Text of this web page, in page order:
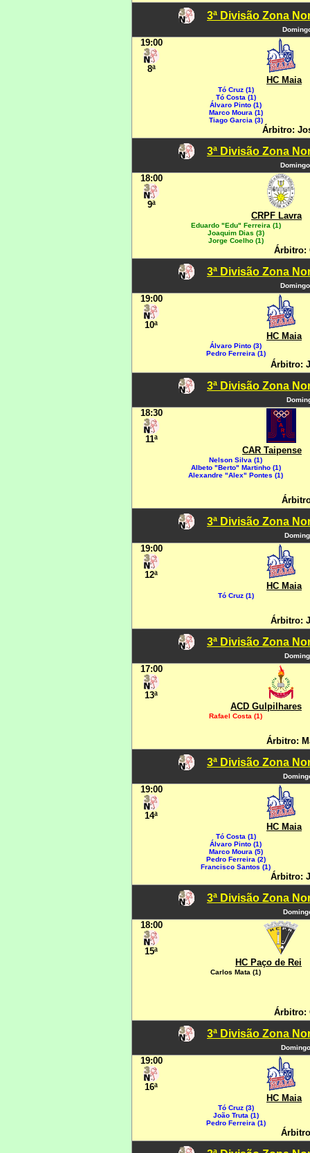
3ª Divisão Zona
19:00
8ª
HC Maia
Tó Cruz (1)
Tó Costa (1)
Álvaro Pinto (1)
Marco Moura (1)
Tiago Garcia (3)
Árbitro:
3ª Divisão Zona
18:00
9ª
CRPF Lavra
Eduardo "Edu" Ferreira (1)
Joaquim Dias (3)
Jorge Coelho (1)
Árbitro:
3ª Divisão Zona
19:00
10ª
HC Maia
Álvaro Pinto (3)
Pedro Ferreira (1)
Árbitro:
3ª Divisão Zona
18:30
11ª
CAR Taipense
Nelson Silva (1)
Albeto "Berto" Martinho (1)
Alexandre "Alex" Pontes (1)
3ª Divisão Zona
19:00
12ª
HC Maia
Tó Cruz (1)
Árbitro:
3ª Divisão Zona
17:00
13ª
ACD Gulpilhares
Rafael Costa (1)
Árbitro:
3ª Divisão Zona
19:00
14ª
HC Maia
Tó Costa (1)
Álvaro Pinto (1)
Marco Moura (5)
Pedro Ferreira (2)
Francisco Santos (1)
Árbitro:
3ª Divisão Zona
18:00
15ª
HC Paço de Rei
Carlos Mata (1)
Árbitro:
3ª Divisão Zona
19:00
16ª
HC Maia
Tó Cruz (3)
João Truta (1)
Pedro Ferreira (1)